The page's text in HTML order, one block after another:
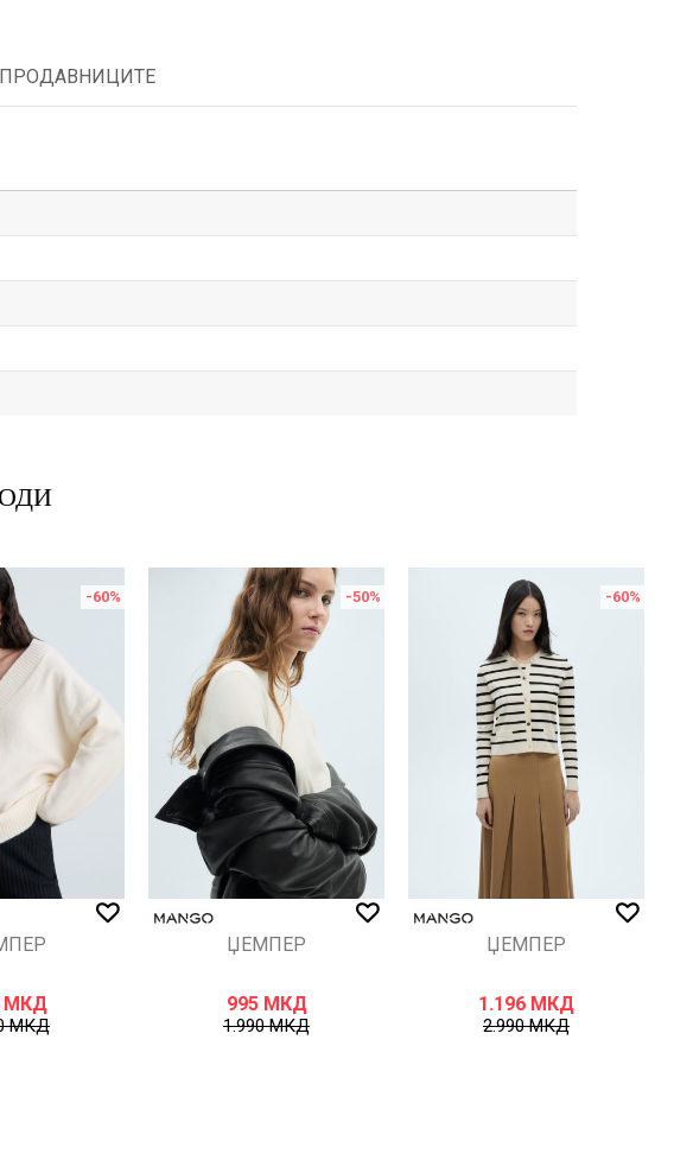
-60%
МКД
МКД
-50%
ЏЕМПЕР
995 МКД
1.990МКД
-60%
ЏЕМПЕР
1.196 МКД
2.990МКД